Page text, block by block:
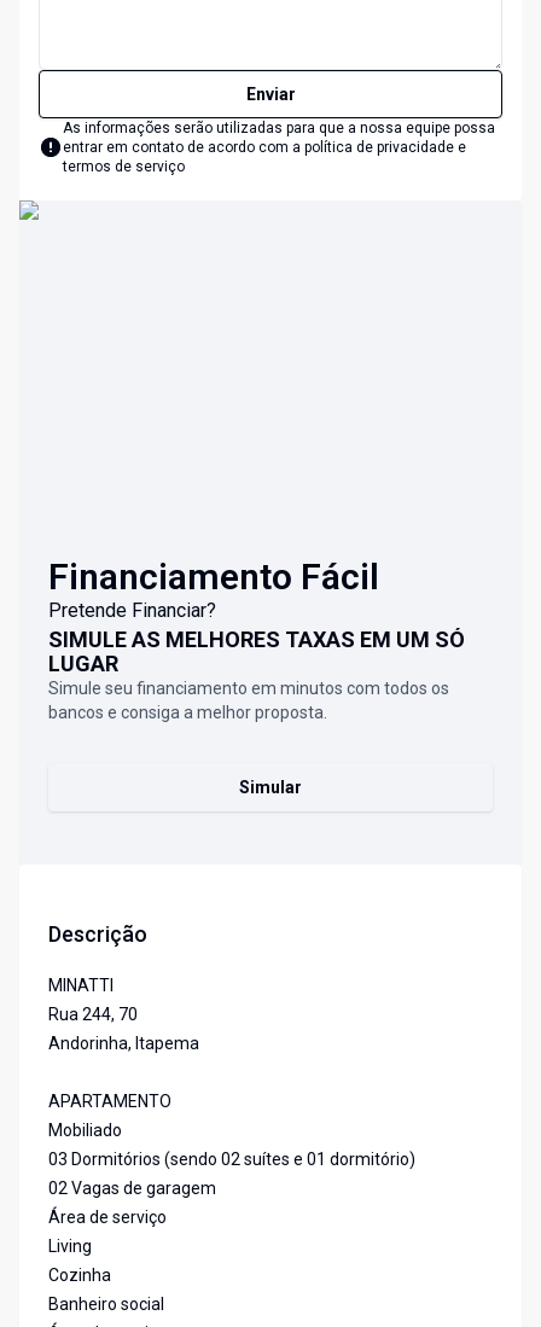
Enviar
As informações serão utilizadas para que a nossa equipe possa
entrar em contato de acordo com a política de privacidade e
termos de serviço
Financiamento Fácil
Pretende Financiar?
SIMULE AS MELHORES TAXAS EM UM SÓ
LUGAR
Simule seu financiamento em minutos com todos os
bancos e consiga a melhor proposta.
Simular
Descrição
MINATTI
Rua 244, 70
Andorinha, Itapema
APARTAMENTO
Mobiliado
03 Dormitórios (sendo 02 suítes e 01 dormitório)
02 Vagas de garagem
Área de serviço
Living
Cozinha
Banheiro social